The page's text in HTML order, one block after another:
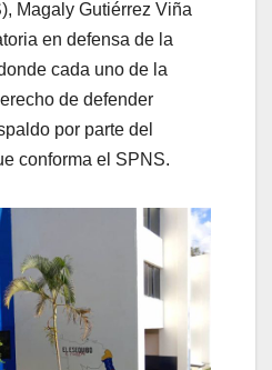
Magaly Gutiérrez Viña
en defensa de la
cada uno de la
de defender
por parte del
conforma el SPNS.